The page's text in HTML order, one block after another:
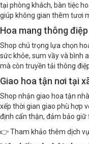
tại phòng khách, bàn tiệc
giúp không gian thêm tươi
Hoa mang thông
Shop chú trọng lựa chọn
sức khỏe, sum vầy và bình
mà còn truyền tải thông
Giao hoa tận nơi tại
Shop nhận giao hoa tận
xếp thời gian giao phù hợp
định cẩn thận, đảm bảo giữ
👉 Tham khảo thêm dịch